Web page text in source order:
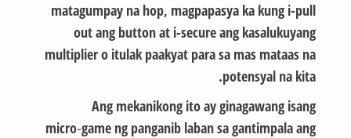
matagumpay na hop, magpapasya ka kung i-pull
out ang button at i-secure ang kasalukuyang
multiplier o itulak paakyat para sa mas mataas na
potensyal na kita.
Ang mekanikong ito ay ginagawang isang
micro‑game ng panganib laban sa gantimpala ang